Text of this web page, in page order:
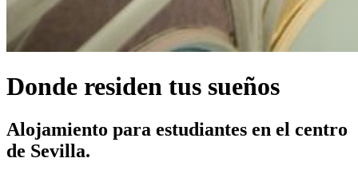
Donde residen tus sueños
Alojamiento para estudiantes en el centro
de Sevilla.